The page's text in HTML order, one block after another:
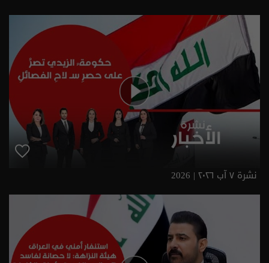
نشرة ٧ آب ٢٠٢٦ | 2026